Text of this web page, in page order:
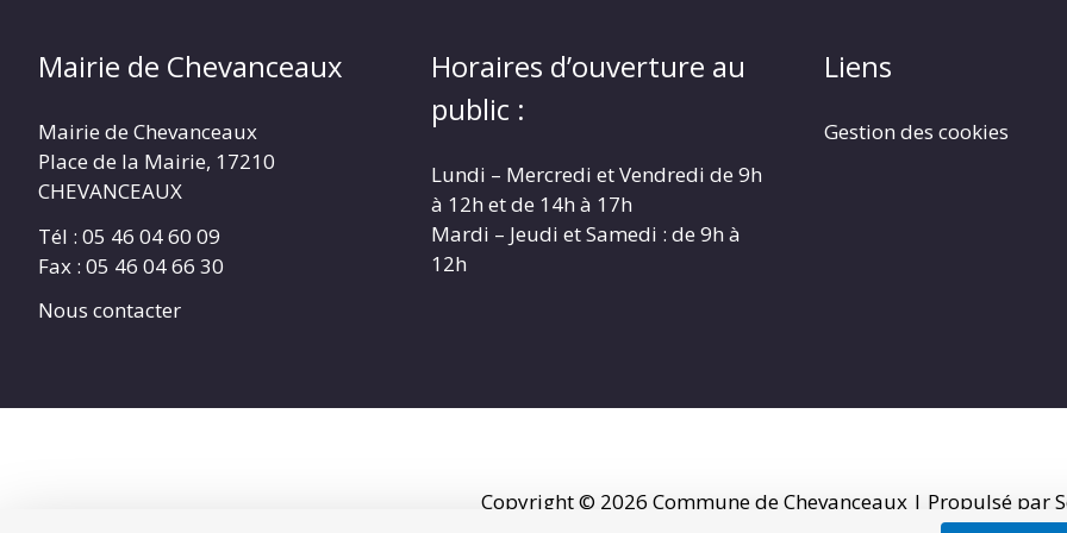
Mairie de Chevanceaux
Mairie de Chevanceaux
Place de la Mairie, 17210
CHEVANCEAUX
Tél : 05 46 04 60 09
Fax : 05 46 04 66 30
Nous contacter
Horaires d’ouverture au
public :
Lundi – Mercredi et Vendredi de 9h
à 12h et de 14h à 17h
Mardi – Jeudi et Samedi : de 9h à
12h
Liens
Gestion des cookies
Copyright © 2026Commune de Chevanceaux| Propulsé par